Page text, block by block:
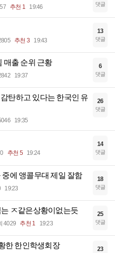
추천 1 19:46 댓글
추천 3 19:43
13
댓글
매출 순위 근황
19:37
6
댓글
탄하고 있다는 한국인 유
19:35
26
댓글
추천 5 19:24
14
댓글
에 앵콜무대 제일 잘함
19:23
18
댓글
ㅈ같은상황이없는듯
4029 추천 1 19:23
25
댓글
한 한인학생회장 23